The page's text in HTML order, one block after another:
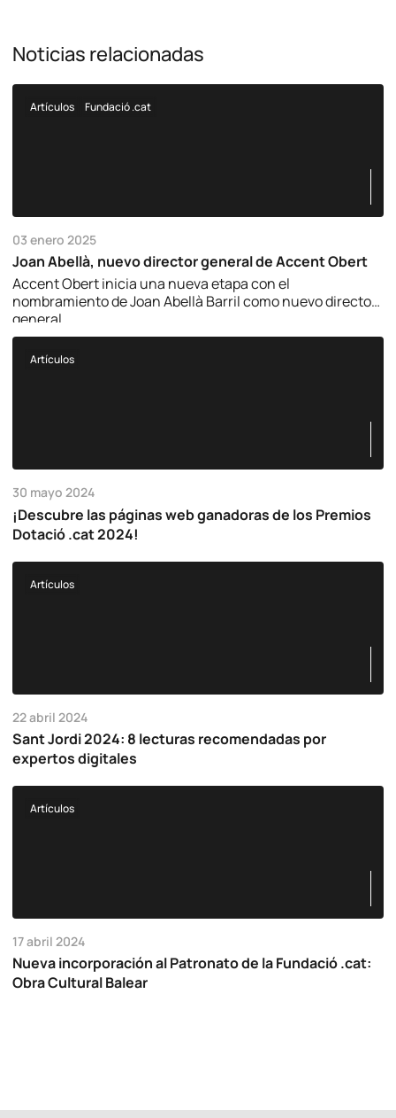
Noticias relacionadas
Artículos Fundació .cat
03 enero 2025
Joan Abellà, nuevo director general de Accent Obert
Accent Obert inicia una nueva etapa con el
nombramiento de Joan Abellà Barril como nuevo director
general.
Artículos
30 mayo 2024
¡Descubre las páginas web ganadoras de los Premios
Dotació .cat 2024!
Artículos
22 abril 2024
Sant Jordi 2024: 8 lecturas recomendadas por
expertos digitales
Artículos
17 abril 2024
Nueva incorporación al Patronato de la Fundació .cat:
Obra Cultural Balear